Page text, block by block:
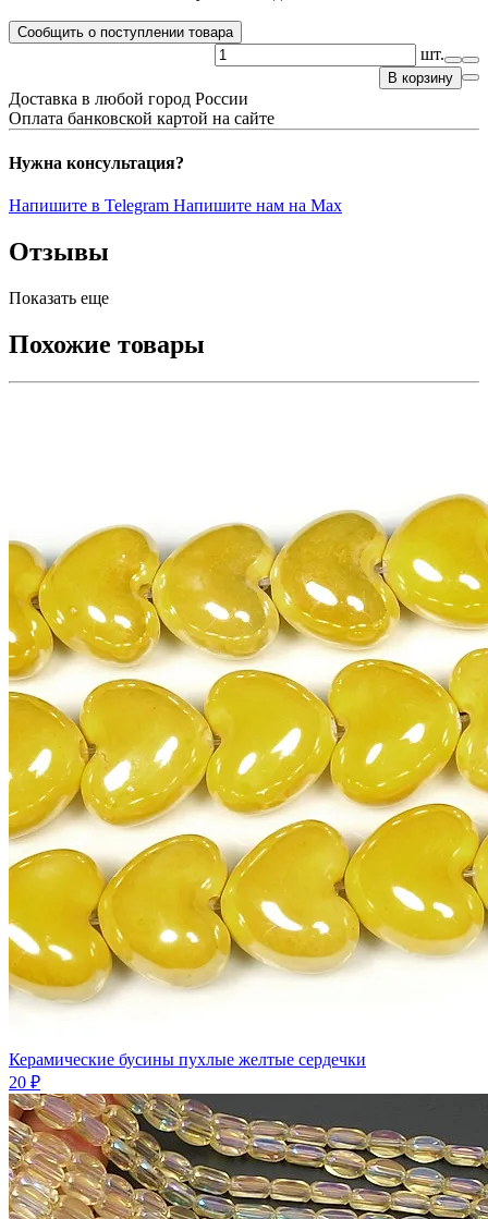
Сообщить о поступлении товара
шт.
В корзину
Доставка в любой город России
Оплата банковской картой на сайте
Нужна консультация?
Напишите в Telegram Напишите нам на Max
Отзывы
Показать еще
Похожие товары
Керамические бусины пухлые желтые сердечки
20 ₽